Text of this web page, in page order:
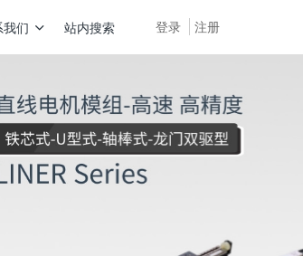
登录 注册
我们 站内搜索